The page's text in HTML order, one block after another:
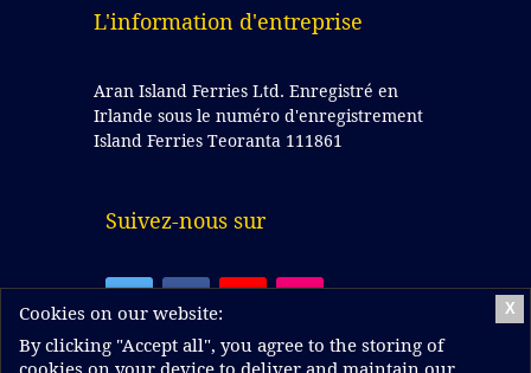
L'information d'entreprise
Aran Island Ferries Ltd. Enregistré en
Irlande sous le numéro d'enregistrement
Island Ferries Teoranta 111861
Suivez-nous sur
X
Cookies on our website:
By clicking "Accept all", you agree to the storing of
cookies on your device to deliver and maintain our